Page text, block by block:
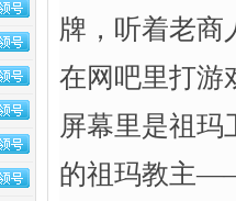
牌，听着老商
在网吧里打游
屏幕里是祖玛
的祖玛教主